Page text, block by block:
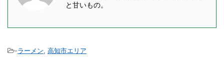
と甘いもの。
-ラーメン, 高知市エリア